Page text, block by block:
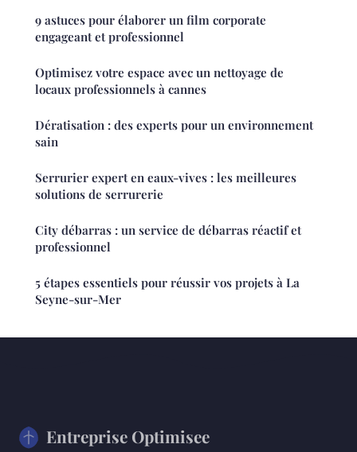
9 astuces pour élaborer un film corporate
engageant et professionnel
Optimisez votre espace avec un nettoyage de
locaux professionnels à cannes
Dératisation : des experts pour un environnement
sain
Serrurier expert en eaux-vives : les meilleures
solutions de serrurerie
City débarras : un service de débarras réactif et
professionnel
5 étapes essentiels pour réussir vos projets à La
Seyne-sur-Mer
Entreprise Optimisee